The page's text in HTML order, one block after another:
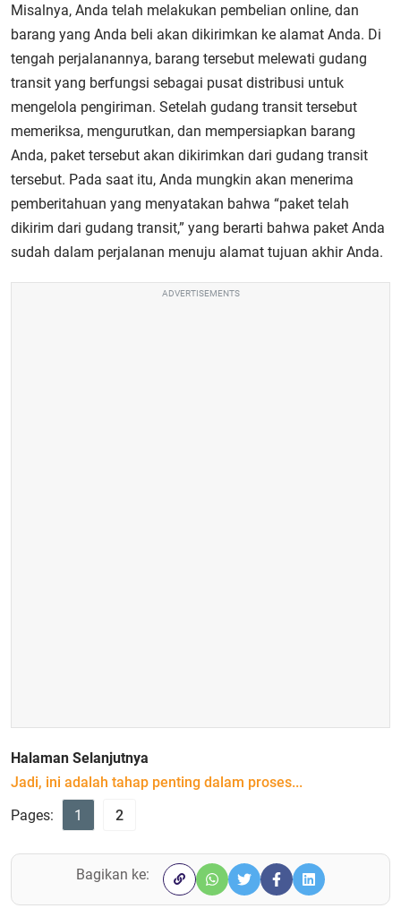
Misalnya, Anda telah melakukan pembelian online, dan
barang yang Anda beli akan dikirimkan ke alamat Anda. Di
tengah perjalanannya, barang tersebut melewati gudang
transit yang berfungsi sebagai pusat distribusi untuk
mengelola pengiriman. Setelah gudang transit tersebut
memeriksa, mengurutkan, dan mempersiapkan barang
Anda, paket tersebut akan dikirimkan dari gudang transit
tersebut. Pada saat itu, Anda mungkin akan menerima
pemberitahuan yang menyatakan bahwa “paket telah
dikirim dari gudang transit,” yang berarti bahwa paket Anda
sudah dalam perjalanan menuju alamat tujuan akhir Anda.
ADVERTISEMENTS
Halaman Selanjutnya
Jadi, ini adalah tahap penting dalam proses...
Pages:
1 2
Bagikan ke: